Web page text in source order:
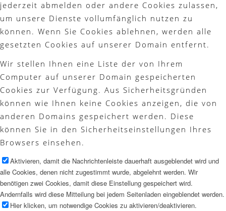
jederzeit abmelden oder andere Cookies zulassen,
um unsere Dienste vollumfänglich nutzen zu
können. Wenn Sie Cookies ablehnen, werden alle
gesetzten Cookies auf unserer Domain entfernt.
Wir stellen Ihnen eine Liste der von Ihrem
Computer auf unserer Domain gespeicherten
Cookies zur Verfügung. Aus Sicherheitsgründen
können wie Ihnen keine Cookies anzeigen, die von
anderen Domains gespeichert werden. Diese
können Sie in den Sicherheitseinstellungen Ihres
Browsers einsehen.
Aktivieren, damit die Nachrichtenleiste dauerhaft ausgeblendet wird und
alle Cookies, denen nicht zugestimmt wurde, abgelehnt werden. Wir
benötigen zwei Cookies, damit diese Einstellung gespeichert wird.
Andernfalls wird diese Mitteilung bei jedem Seitenladen eingeblendet werden.
Hier klicken, um notwendige Cookies zu aktivieren/deaktivieren.